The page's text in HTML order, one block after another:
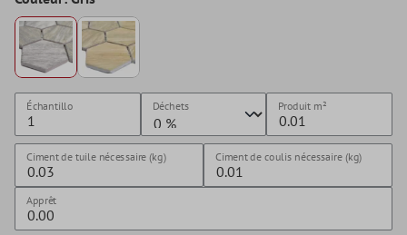
Échantillo Déchets Produit m²
Ciment de tuile nécessaire (kg) Ciment de coulis nécessaire (kg)
Apprêt